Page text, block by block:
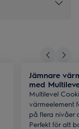
Jämnare
med
Multilevel
värmeelement
på flera nivåer
Perfekt för att